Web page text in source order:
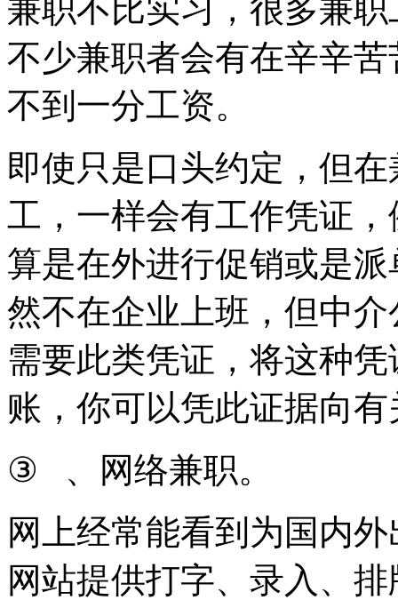
兼职不比实习，很多兼
不少兼职者会有在辛辛
不到一分工资。
即使只是口头约定，但
工，一样会有工作凭证
算是在外进行促销或是
然不在企业上班，但中
需要此类凭证，将这种
账，你可以凭此证据向
③
、网络兼职。
网上经常能看到为国内
网站提供打字、录入、